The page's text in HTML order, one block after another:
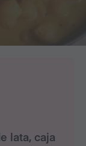
lata, caja